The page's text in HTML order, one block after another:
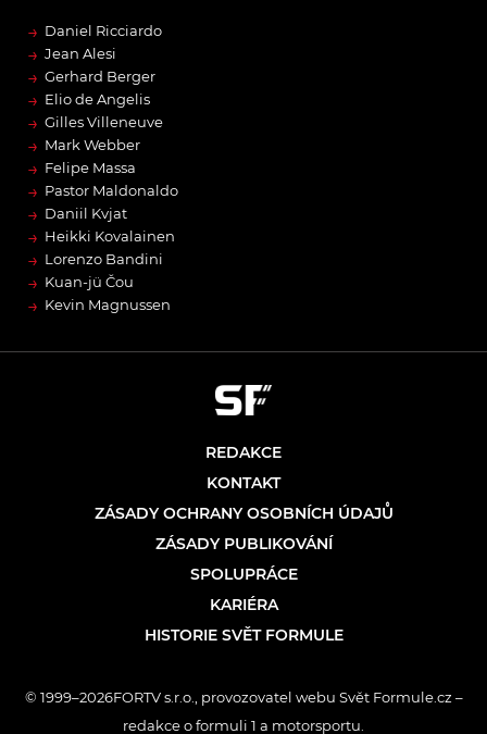
→ Daniel Ricciardo
→ Jean Alesi
→ Gerhard Berger
→ Elio de Angelis
→ Gilles Villeneuve
→ Mark Webber
→ Felipe Massa
→ Pastor Maldonaldo
→ Daniil Kvjat
→ Heikki Kovalainen
→ Lorenzo Bandini
→ Kuan-jü Čou
→ Kevin Magnussen
REDAKCE
KONTAKT
ZÁSADY OCHRANY OSOBNÍCH ÚDAJŮ
ZÁSADY PUBLIKOVÁNÍ
SPOLUPRÁCE
KARIÉRA
HISTORIE SVĚT FORMULE
© 1999–2026FORTV s.r.o., provozovatel webu Svět Formule.cz –
redakce o formuli 1 a motorsportu.